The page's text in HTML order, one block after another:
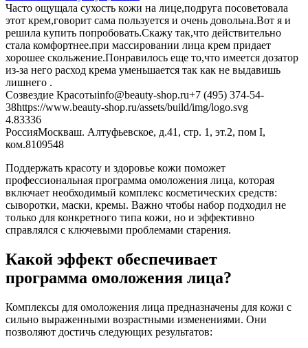
Часто ощущала сухость кожи на лице,подруга посоветовала
этот крем,говорит сама пользуется и очень довольна.Вот я и
решила купить попробовать.Скажу так,что действительно
стала комфортнее.при массировании лица крем придает
хорошее скольжение.Понравилось еще то,что имеется дозатор
из-за него расход крема уменьшается так как не выдавишь
лишнего .
Созвездие Красотыinfo@beauty-shop.ru+7 (495) 374-54-
38https://www.beauty-shop.ru/assets/build/img/logo.svg
4.83336
РоссияМоскваш. Алтуфьевское, д.41, стр. 1, эт.2, пом I,
ком.8109548
Поддержать красоту и здоровье кожи поможет
профессиональная программа омоложения лица, которая
включает необходимый комплекс косметических средств:
сыворотки, маски, кремы. Важно чтобы набор подходил не
только для конкретного типа кожи, но и эффективно
справлялся с ключевыми проблемами старения.
Какой эффект обеспечивает
программа омоложения лица?
Комплексы для омоложения лица предназначены для кожи с
сильно выраженными возрастными изменениями. Они
позволяют достичь следующих результатов: